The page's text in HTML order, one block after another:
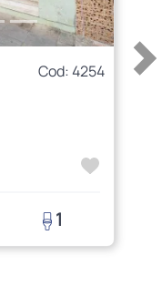
Cod: 4254
1